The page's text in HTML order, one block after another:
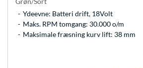
Ydeevne: Batteri drift, 18Volt
Maks. RPM tomgang: 30.000 o/m
Maksimale fræsning kurv lift: 38 mm